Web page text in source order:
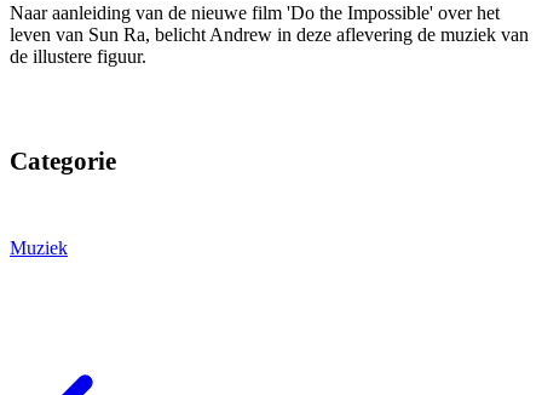
Naar aanleiding van de nieuwe film 'Do the Impossible' over het
leven van Sun Ra, belicht Andrew in deze aflevering de muziek van
de illustere figuur.
Categorie
Muziek